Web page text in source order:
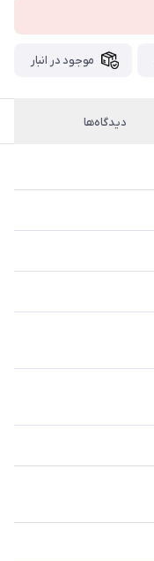
موجود در انبار
دیدگاه‌ها